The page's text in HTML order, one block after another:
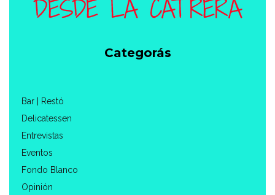
Categorás
Bar | Restó
Delicatessen
Entrevistas
Eventos
Fondo Blanco
Opinión